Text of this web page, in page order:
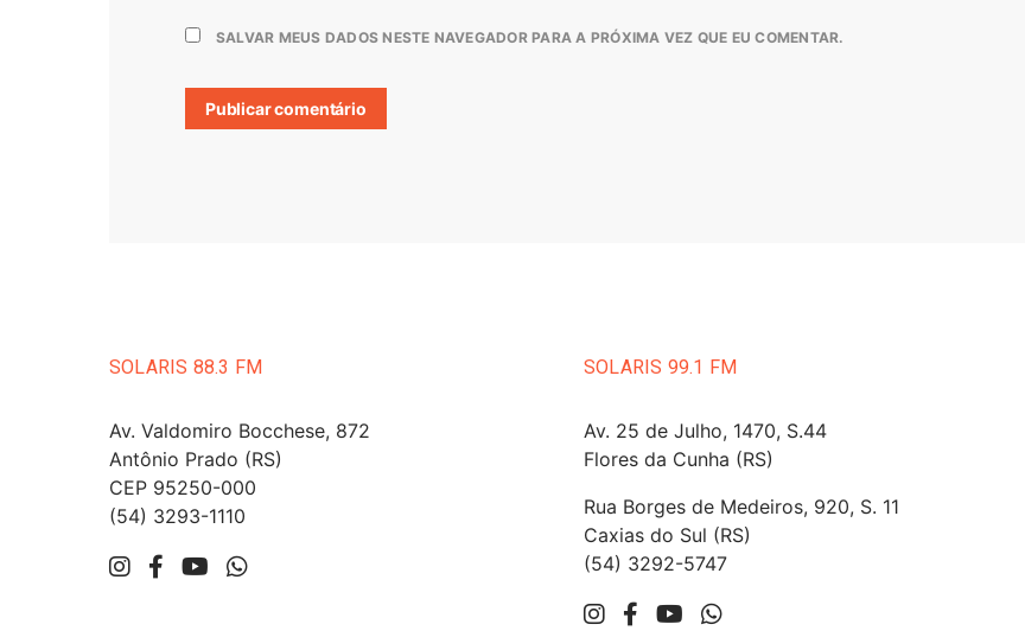
SALVAR MEUS DADOS NESTE NAVEGADOR PARA A PRÓXIMA VEZ QUE EU COMENTAR.
SOLARIS 88.3 FM
Av. Valdomiro Bocchese, 872
Antônio Prado (RS)
CEP 95250-000
(54) 3293-1110
SOLARIS 99.1 FM
Av. 25 de Julho, 1470, S.44
Flores da Cunha (RS)
Rua Borges de Medeiros, 920, S. 11
Caxias do Sul (RS)
(54) 3292-5747